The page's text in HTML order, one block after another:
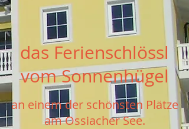
das Ferienschlössl
vom Sonnenhügel
an einem der schönsten Plätze
am Ossiacher See.